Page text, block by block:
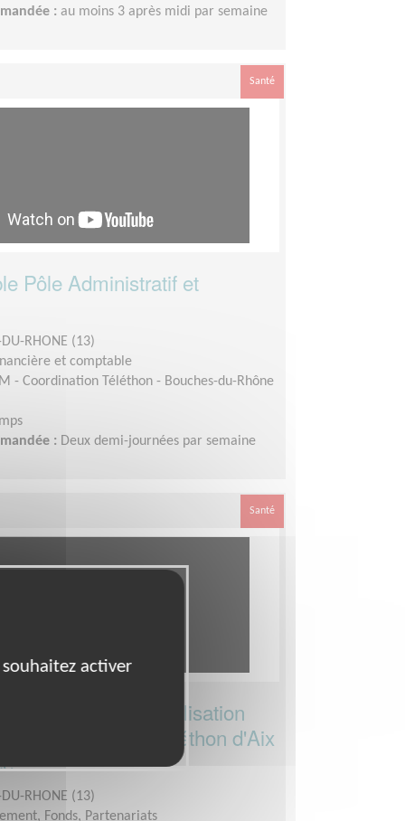
: au moins 3 après midi par semaine
Santé
Pôle Administratif et
DU-RHONE (13)
et comptable
- Coordination Téléthon - Bouches-du-Rhône
: Deux demi-journées par semaine
Santé
de mobilisation
- pour l'équipe Téléthon d'Aix
DU-RHONE (13)
Fonds, Partenariats
activer